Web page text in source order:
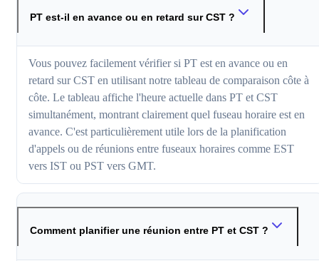
PT est-il en avance ou en retard sur CST ?
Vous pouvez facilement vérifier si PT est en avance ou en
retard sur CST en utilisant notre tableau de comparaison côte à
côte. Le tableau affiche l'heure actuelle dans PT et CST
simultanément, montrant clairement quel fuseau horaire est en
avance. C'est particulièrement utile lors de la planification
d'appels ou de réunions entre fuseaux horaires comme EST
vers IST ou PST vers GMT.
Comment planifier une réunion entre PT et CST ?